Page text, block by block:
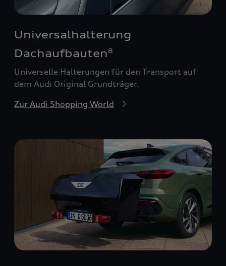
Universalhalterung
Dachaufbauten8
Universelle Halterungen für den Transport auf
dem Audi Original Grundträger.
Zur Audi Shopping World